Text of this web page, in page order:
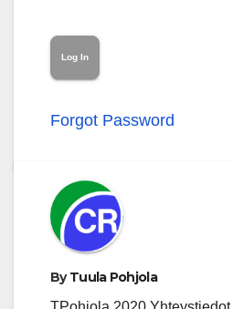
Forgot Password
ByTuula Pohjola